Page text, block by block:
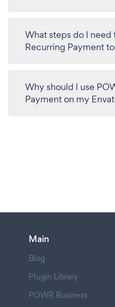
What steps do I
Recurring Payment
Why should I use
Payment on my
Main
Blog
Plugin Library
POWR Business